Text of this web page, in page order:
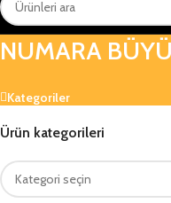
VİCCO Limbo
NUMARA
Kategoriler
Ürün kategorileri